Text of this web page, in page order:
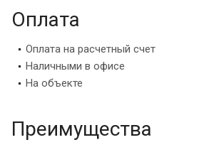
Оплата
Оплата на расчетный счет
Наличными в офисе
На объекте
Преимущества